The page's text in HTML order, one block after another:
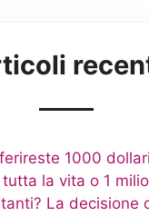
1000
tutta la vita o 1
La decisione